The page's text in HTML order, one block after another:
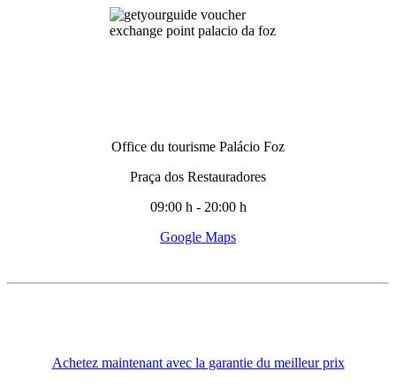
Office du tourisme Palácio Foz
Praça dos Restauradores
09:00 h - 20:00 h
Google Maps
Achetez maintenant avec la garantie du meilleur prix